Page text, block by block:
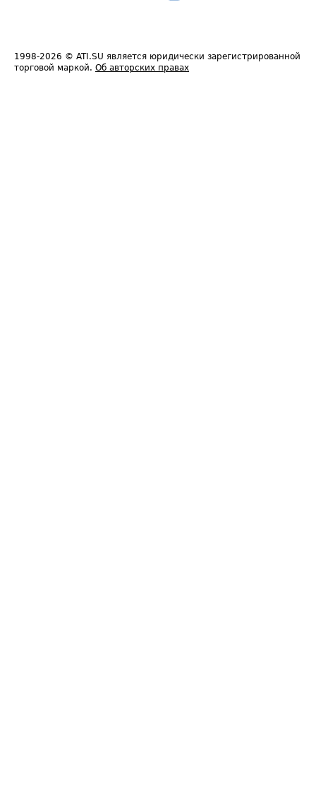
1998-2026 © ATI.SU является юридически зарегистрированной
торговой маркой. Об авторских правах